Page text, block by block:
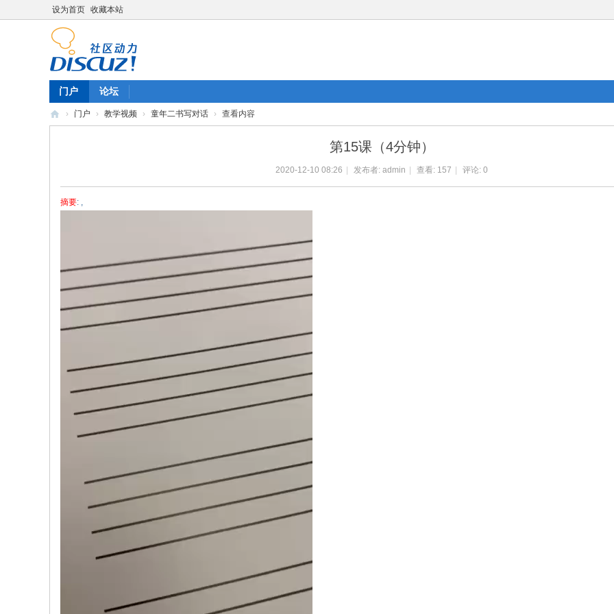
设为首页 收藏本站
门户 论坛
› 门户 › 教学视频 › 童年二书写对话 › 查看内容
第15课（4分钟）
2020-12-10 08:26 发布者: admin 查看: 157 评论: 0
摘要: ,